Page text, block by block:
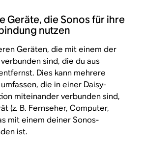
Geräte, die Sonos für ihre
nutzen
Geräten, die mit einem der
sind, die du aus
Dies kann mehrere
die in einer Daisy-
miteinander verbunden sind,
(z. B. Fernseher, Computer,
mit einem deiner Sonos-
ist.